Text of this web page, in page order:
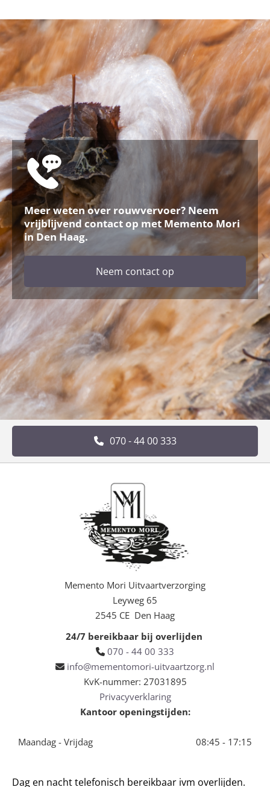
Meer weten over rouwvervoer? Neem
vrijblijvend contact op met Memento Mori
in Den Haag.
Neem contact op
070 - 44 00 333
Memento Mori Uitvaartverzorging
Leyweg 65
2545 CE Den Haag
24/7 bereikbaar bij overlijden
 070 - 44 00 333
 info@mementomori-uitvaartzorg.nl
KvK-nummer: 27031895
Privacyverklaring
Kantoor openingstijden:
Maandag - Vrijdag 08:45 - 17:15
Dag en nacht telefonisch bereikbaar ivm overlijden.